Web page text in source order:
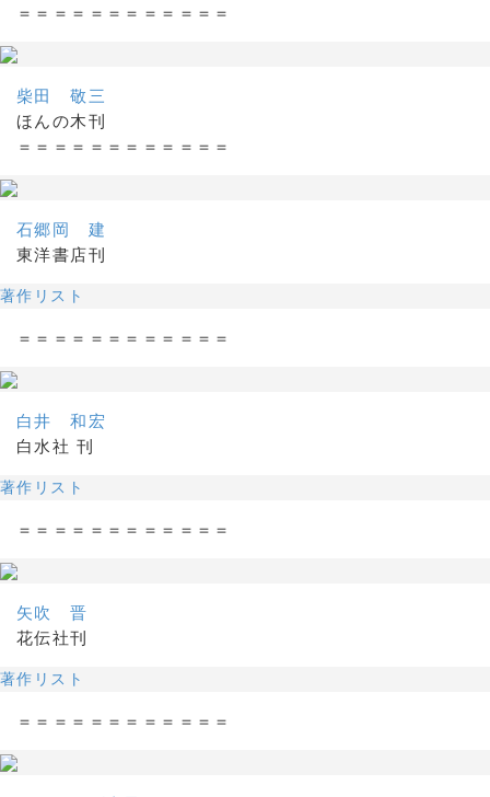
＝＝＝＝＝＝＝＝＝＝＝＝
柴田 敬三
ほんの木刊
＝＝＝＝＝＝＝＝＝＝＝＝
石郷岡 建
東洋書店刊
著作リスト
＝＝＝＝＝＝＝＝＝＝＝＝
白井 和宏
白水社 刊
著作リスト
＝＝＝＝＝＝＝＝＝＝＝＝
矢吹 晋
花伝社刊
著作リスト
＝＝＝＝＝＝＝＝＝＝＝＝